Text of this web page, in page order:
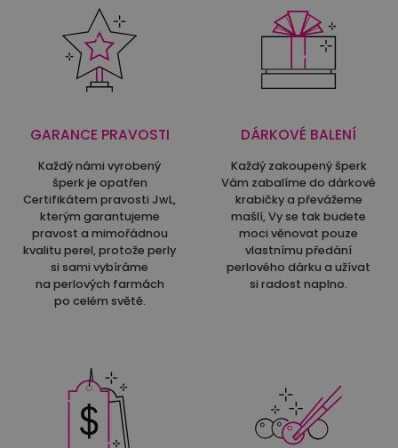
GARANCE PRAVOSTI
Každý námi vyrobený
šperk je opatřen
Certifikátem pravosti JwL,
kterým garantujeme
pravost a mimořádnou
kvalitu perel, protože perly
si sami vybíráme
na perlových farmách
po celém světě.
DÁRKOVÉ BALENÍ
Každý zakoupený šperk
Vám zabalíme do dárkové
krabičky a převážeme
mašlí, Vy se tak budete
moci věnovat pouze
vlastnímu předání
perlového dárku a užívat
si radost naplno.